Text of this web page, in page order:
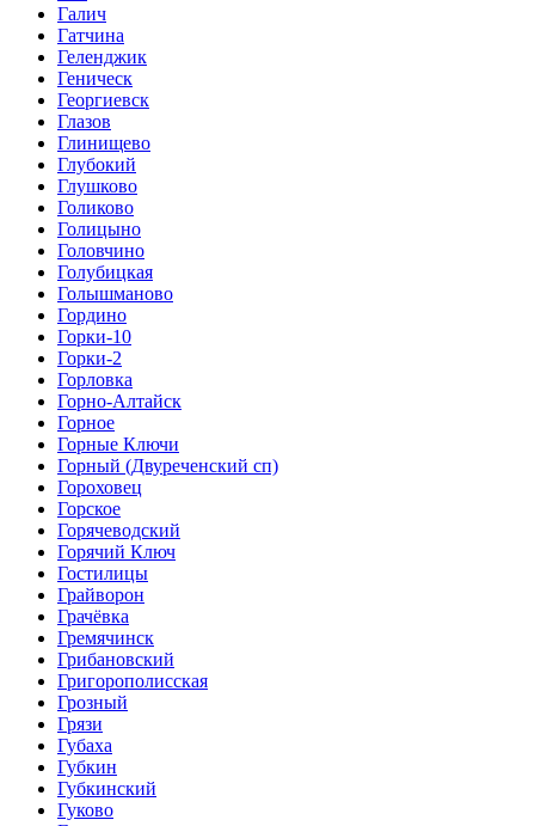
Галич
Гатчина
Геленджик
Геническ
Георгиевск
Глазов
Глинищево
Глубокий
Глушково
Голиково
Голицыно
Головчино
Голубицкая
Голышманово
Гордино
Горки-10
Горки-2
Горловка
Горно-Алтайск
Горное
Горные Ключи
Горный (Двуреченский сп)
Гороховец
Горское
Горячеводский
Горячий Ключ
Гостилицы
Грайворон
Грачёвка
Гремячинск
Грибановский
Григорополисская
Грозный
Грязи
Губаха
Губкин
Губкинский
Гуково